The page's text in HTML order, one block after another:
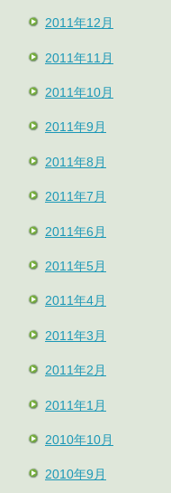
2011年12月
2011年11月
2011年10月
2011年9月
2011年8月
2011年7月
2011年6月
2011年5月
2011年4月
2011年3月
2011年2月
2011年1月
2010年10月
2010年9月